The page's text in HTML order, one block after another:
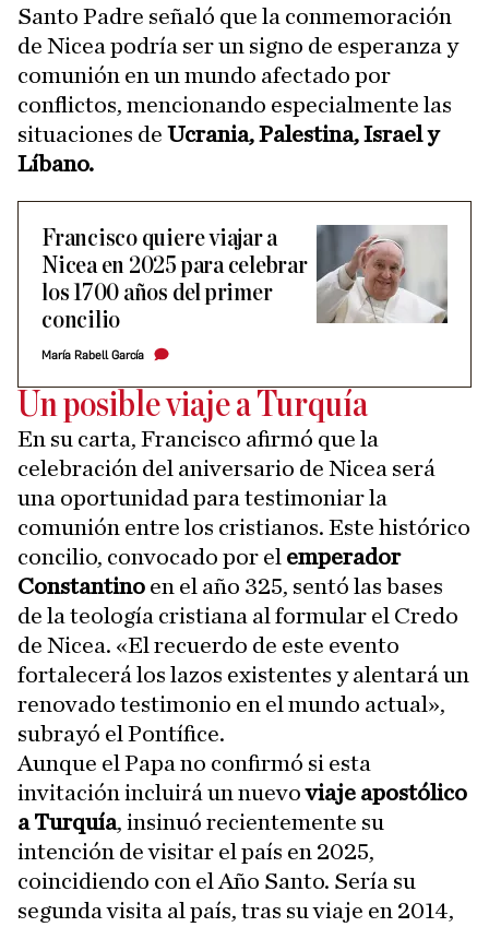
Santo Padre señaló que la conmemoración
de Nicea podría ser un signo de esperanza y
comunión en un mundo afectado por
conflictos, mencionando especialmente las
situaciones de Ucrania, Palestina, Israel y
Líbano.
Francisco quiere viajar a
Nicea en 2025 para celebrar
los 1700 años del primer
concilio
María Rabell García
Un posible viaje a Turquía
En su carta, Francisco afirmó que la
celebración del aniversario de Nicea será
una oportunidad para testimoniar la
comunión entre los cristianos. Este histórico
concilio, convocado por el emperador
Constantino en el año 325, sentó las bases
de la teología cristiana al formular el Credo
de Nicea. «El recuerdo de este evento
fortalecerá los lazos existentes y alentará un
renovado testimonio en el mundo actual»,
subrayó el Pontífice.
Aunque el Papa no confirmó si esta
invitación incluirá un nuevoviaje apostólico
a Turquía, insinuó recientemente su
intención de visitar el país en 2025,
coincidiendo con el Año Santo. Sería su
segunda visita al país, tras su viaje en 2014,